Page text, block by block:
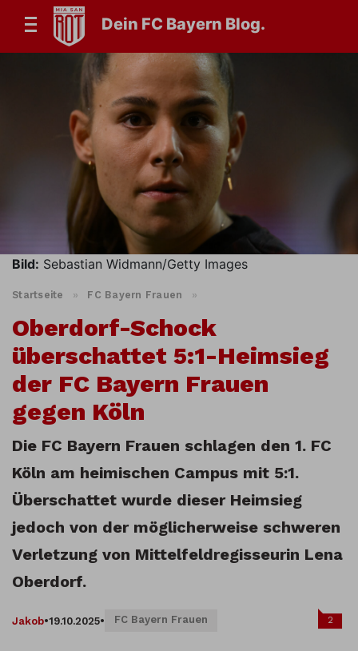
Dein FC Bayern Blog.
Bild: Sebastian Widmann/Getty Images
Startseite » FC Bayern Frauen »
Oberdorf-Schock
überschattet 5:1-Heimsieg
der FC Bayern Frauen
gegen Köln
Die FC Bayern Frauen schlagen den 1. FC
Köln am heimischen Campus mit 5:1.
Überschattet wurde dieser Heimsieg
jedoch von der möglicherweise schweren
Verletzung von Mittelfeldregisseurin Lena
Oberdorf.
Jakob•19.10.2025• FC Bayern Frauen 2